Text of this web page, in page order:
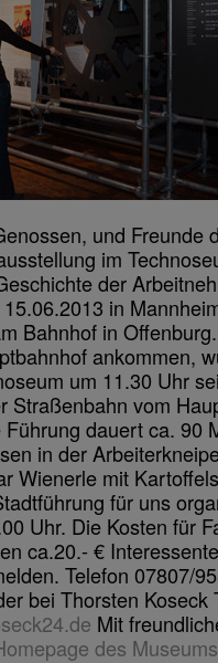
und Freunde
im
der
in
Bahnhof in
ankommen,
um 11.30 Uhr
Straßenbahn vom
dauert ca. 90
in der
Wienerle mit
für uns
Uhr. Die Kosten für
ca.20.- €
Telefon 07807/
bei Thorsten Koseck
Mit
des Museums